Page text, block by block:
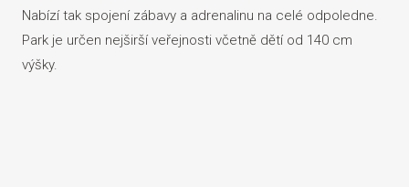
Nabízí tak spojení zábavy a adrenalinu na celé odpoledne.
Park je určen nejširší veřejnosti včetně dětí od 140 cm
výšky.